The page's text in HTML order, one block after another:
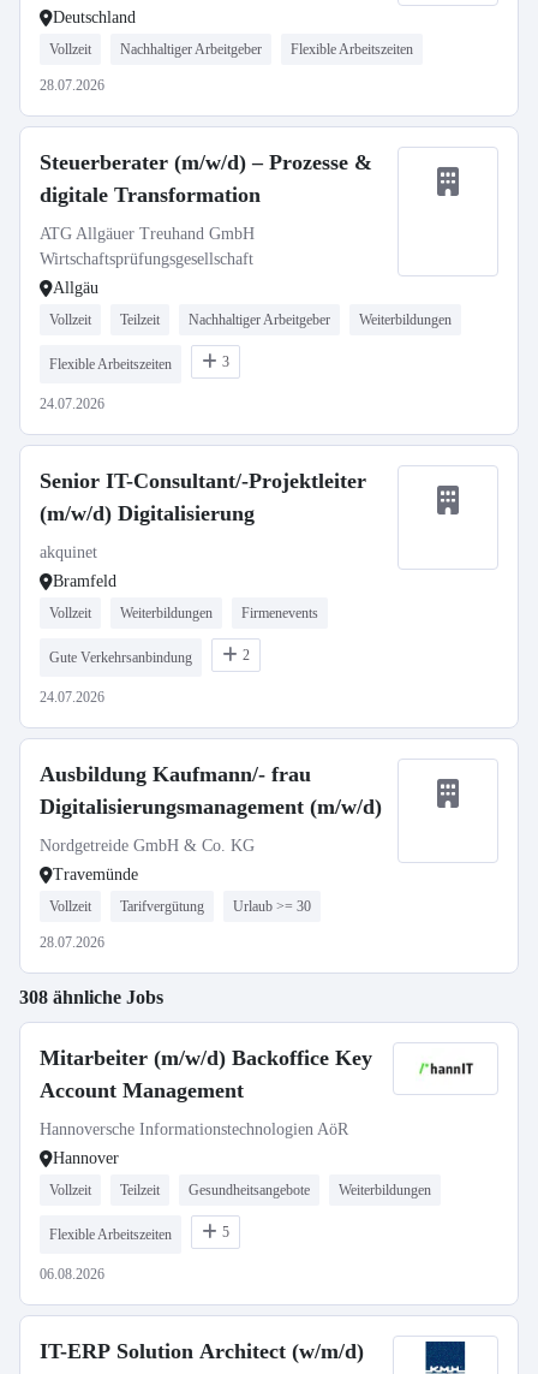
Deutschland
Vollzeit Nachhaltiger Arbeitgeber Flexible Arbeitszeiten
28.07.2026
Steuerberater (m/w/d) – Prozesse &
digitale Transformation
ATG Allgäuer Treuhand GmbH
Wirtschaftsprüfungsgesellschaft
Allgäu
Vollzeit Teilzeit Nachhaltiger Arbeitgeber Weiterbildungen
Flexible Arbeitszeiten 3
24.07.2026
Senior IT-Consultant/-Projektleiter
(m/w/d) Digitalisierung
akquinet
Bramfeld
Vollzeit Weiterbildungen Firmenevents
Gute Verkehrsanbindung 2
24.07.2026
Ausbildung Kaufmann/- frau
Digitalisierungsmanagement (m/w/d)
Nordgetreide GmbH & Co. KG
Travemünde
Vollzeit Tarifvergütung Urlaub >= 30
28.07.2026
308 ähnliche Jobs
Mitarbeiter (m/w/d) Backoffice Key
Account Management
Hannoversche Informationstechnologien AöR
Hannover
Vollzeit Teilzeit Gesundheitsangebote Weiterbildungen
Flexible Arbeitszeiten 5
06.08.2026
IT-ERP Solution Architect (w/m/d)